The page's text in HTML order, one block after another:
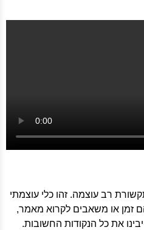
רב עוצמה. זהו כלי עוצמתי
זמן או משאבים לקרוא מאמר,
את כל הנקודות החשובות.